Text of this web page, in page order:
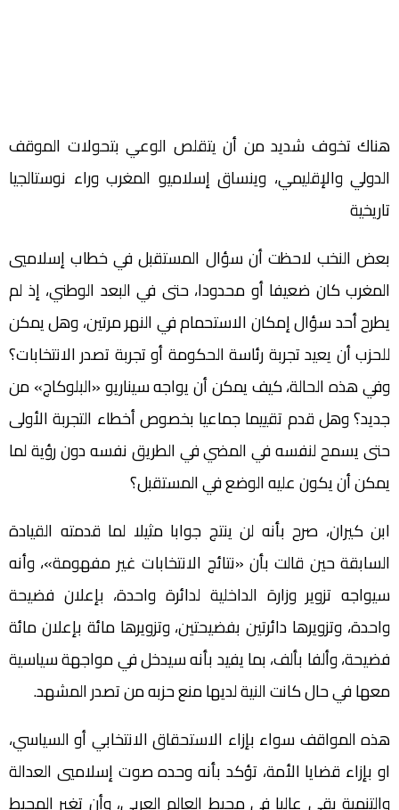
هناك تخوف شديد من أن يتقلص الوعي بتحولات الموقف
الدولي والإقليمي، وينساق إسلاميو المغرب وراء نوستالجيا
تاريخية
بعض النخب لاحظت أن سؤال المستقبل في خطاب إسلاميي
المغرب كان ضعيفا أو محدودا، حتى في البعد الوطني، إذ لم
يطرح أحد سؤال إمكان الاستحمام في النهر مرتين، وهل يمكن
للحزب أن يعيد تجربة رئاسة الحكومة أو تجربة تصدر الانتخابات؟
وفي هذه الحالة، كيف يمكن أن يواجه سيناريو «البلوكاج» من
جديد؟ وهل قدم تقييما جماعيا بخصوص أخطاء التجربة الأولى
حتى يسمح لنفسه في المضي في الطريق نفسه دون رؤية لما
يمكن أن يكون عليه الوضع في المستقبل؟
ابن كيران، صرح بأنه لن ينتج جوابا مثيلا لما قدمته القيادة
السابقة حين قالت بأن «نتائج الانتخابات غير مفهومة»، وأنه
سيواجه تزوير وزارة الداخلية لدائرة واحدة، بإعلان فضيحة
واحدة، وتزويرها دائرتين بفضيحتين، وتزويرها مائة بإعلان مائة
فضيحة، وألفا بألف، بما يفيد بأنه سيدخل في مواجهة سياسية
معها في حال كانت النية لديها منع حزبه من تصدر المشهد.
هذه المواقف سواء بإزاء الاستحقاق الانتخابي أو السياسي،
او بإزاء قضايا الأمة، تؤكد بأنه وحده صوت إسلاميي العدالة
والتنمية بقي عاليا في محيط العالم العربي، وأن تغير المحيط